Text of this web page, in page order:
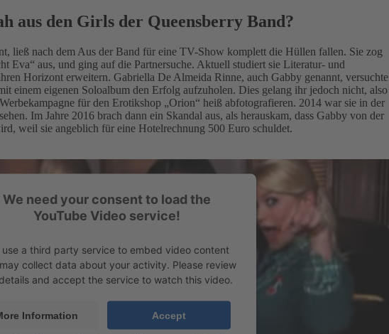
aus den Girls der Queensberry Band?
ließ nach dem Aus der Band für eine TV-Show komplett die Hüllen fallen. Sie zog
Eva“ aus, und ging auf die Partnersuche. Aktuell studiert sie Literatur- und
Horizont erweitern. Gabriella De Almeida Rinne, auch Gabby genannt, versuchte
einem eigenen Soloalbum den Erfolg aufzuholen. Dies gelang ihr jedoch nicht, also
für den Erotikshop „Orion“ heiß abfotografieren. 2014 war sie in der
Im Jahre 2016 brach dann ein Skandal aus, als herauskam, dass Gabby von der
weil sie angeblich für eine Hotelrechnung 500 Euro schuldet.
We need your consent to load the
YouTube Video service!
use a third party service to embed video content
collect data about your activity. Please review
and accept the service to watch this video.
Information Accept